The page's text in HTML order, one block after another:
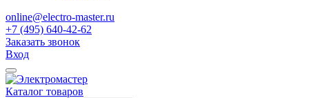
online@electro-master.ru
+7 (495) 640-42-62
Заказать звонок
Вход
Каталог товаров